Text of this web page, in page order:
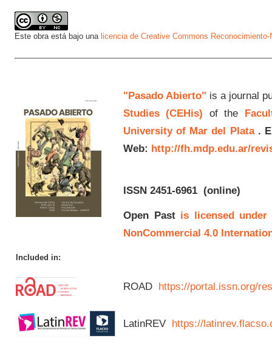
Este obra está bajo una licencia de Creative Commons
"Pasado Abierto" is a journal
Studies (CEHis) of the
University of Mar del Plata.
Web: http://fh.mdp.edu.ar/
ISSN 2451-6961(online)
Open Past is licensed under
NonCommercial 4.0
Included in:
ROAD https://portal.issn.org/
LatinREV https://